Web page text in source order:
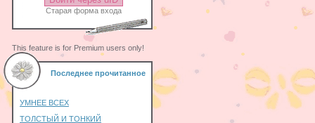
Старая форма входа
This feature is for Premium users only!
Последнее прочитанное
УМНЕЕ ВСЕХ
ТОЛСТЫЙ И ТОНКИЙ